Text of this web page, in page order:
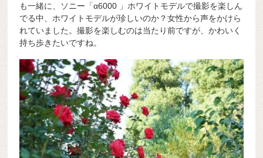
も一緒に、ソニー「α6000 」ホワイトモデルで撮影を楽しん
でる中、ホワイトモデルが珍しいのか？女性から声をかけら
れていました。撮影を楽しむのは当たり前ですが、かわいく
持ち歩きたいですね。